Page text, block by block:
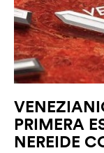
PRIMERA
NEREIDE